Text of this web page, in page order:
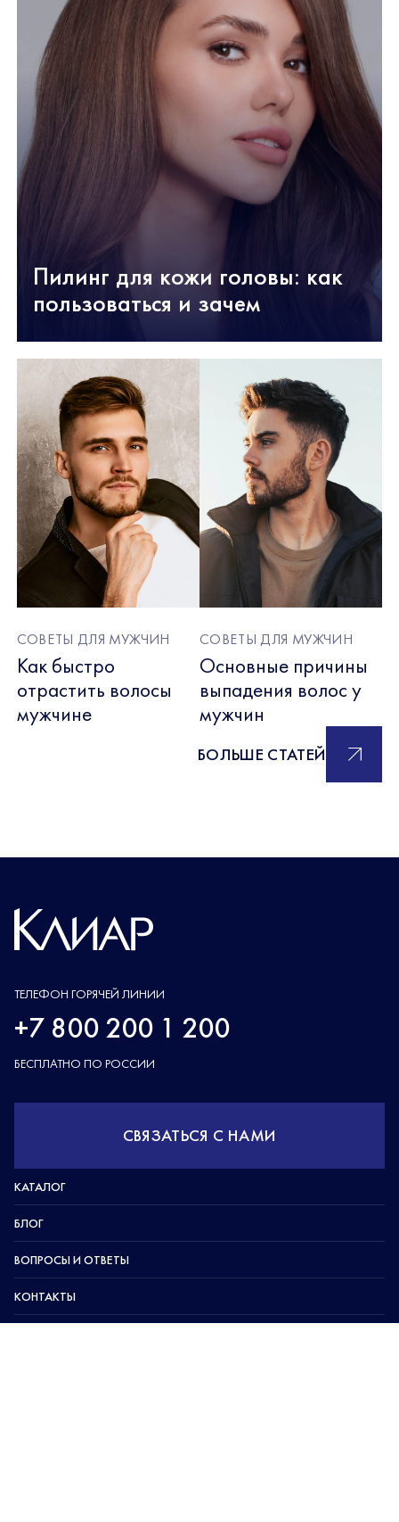
Пилинг для кожи головы: как
пользоваться и зачем
БОЛЬШЕ СТАТЕЙ
СОВЕТЫ ДЛЯ МУЖЧИН
Как быстро
отрастить волосы
мужчине
СОВЕТЫ ДЛЯ МУЖЧИН
Основные причины
выпадения волос у
мужчин
ТЕЛЕФОН ГОРЯЧЕЙ ЛИНИИ
+7 800 200 1 200
БЕСПЛАТНО ПО РОССИИ
СВЯЗАТЬСЯ С НАМИ
КАТАЛОГ
БЛОГ
ВОПРОСЫ И ОТВЕТЫ
КОНТАКТЫ